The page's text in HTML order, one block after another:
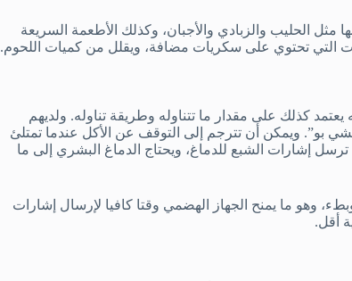
مثل الحليب والزبادي والأجبان، وكذلك الأطعمة السريعة
التي تحتوي على سكريات مضافة، ويقلل من كميات اللحوم.
كذلك على مقدار ما تتناوله وطريقة تناوله. ولديهم
بو”. ويمكن أن تترجم إلى التوقف عن الأكل عندما تمتلئ
التي ترسل إشارات الشبع للدماغ، ويحتاج الدماغ البشري إلى ما
وهو ما يمنح الجهاز الهضمي وقتا كافيا لإرسال إشارات
أقل.